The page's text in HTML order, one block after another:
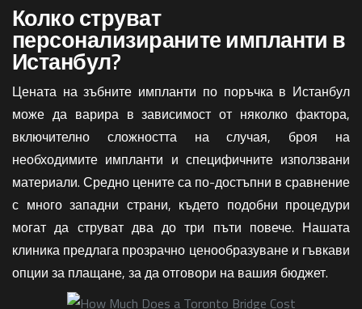
Колко струват
персонализираните импланти в
Истанбул?
Цената на зъбните импланти по поръчка в Истанбул
може да варира в зависимост от няколко фактора,
включително сложността на случая, броя на
необходимите импланти и специфичните използвани
материали. Средно цените са по-достъпни в сравнение
с много западни страни, където подобни процедури
могат да струват два до три пъти повече. Нашата
клиника предлага прозрачно ценообразуване и гъвкави
опции за плащане, за да отговори на вашия бюджет.